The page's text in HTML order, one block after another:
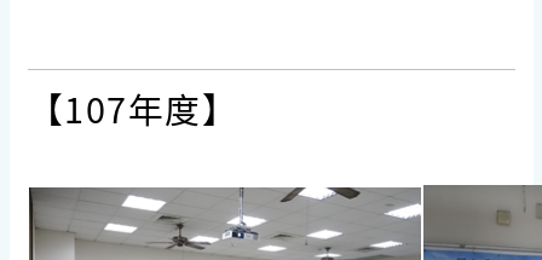
【107年度】